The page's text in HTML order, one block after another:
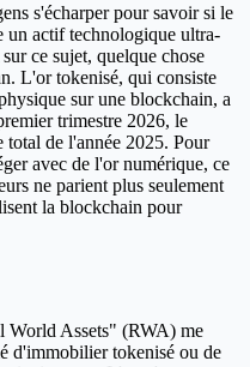
s'écharper pour savoir si le
un actif technologique ultra-
ce sujet, quelque chose
L'or tokenisé, qui consiste
sur une blockchain, a
trimestre 2026, le
total de l'année 2025. Pour
avec de l'or numérique, ce
ne parient plus seulement
la blockchain pour
World Assets" (RWA) me
d'immobilier tokenisé ou de